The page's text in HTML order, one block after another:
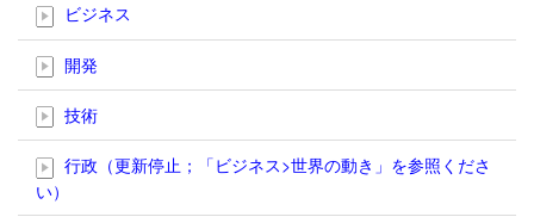
ビジネス
開発
技術
行政（更新停止；「ビジネス>世界の動き」を参照くださ
い）